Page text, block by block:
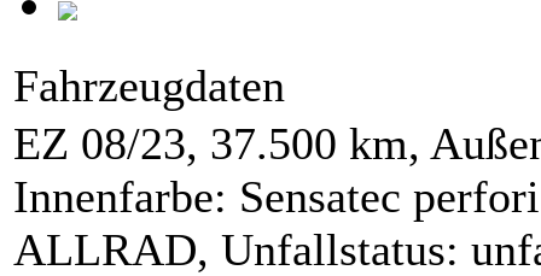
Fahrzeugdaten
EZ 08/23, 37.500 km,
Innenfarbe: Sensatec
ALLRAD, Unfallstatus: